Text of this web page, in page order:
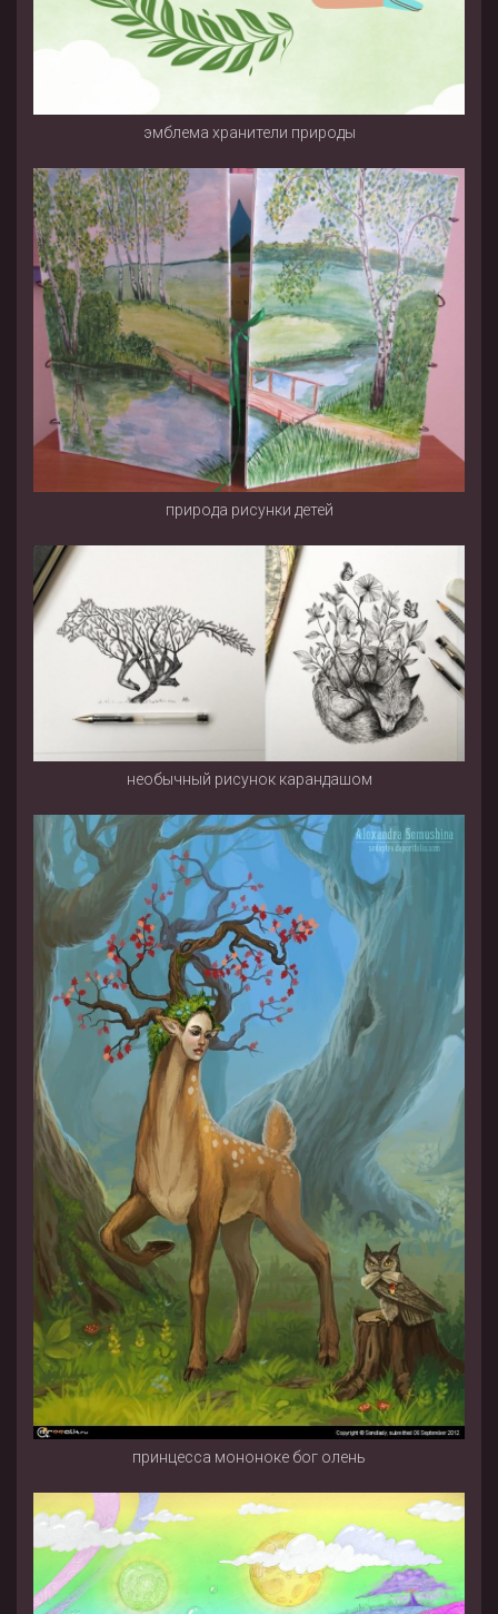
эмблема хранители природы
природа рисунки детей
необычный рисунок карандашом
принцесса мононоке бог олень